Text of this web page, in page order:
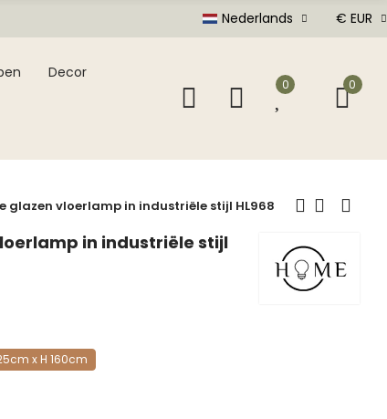
Nederlands € EUR
Decor
0 0
glazen vloerlamp in industriële stijl HL968
in industriële stijl
x H 160cm